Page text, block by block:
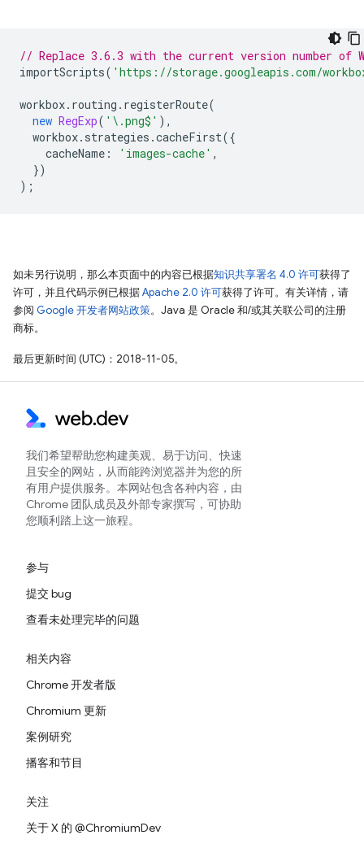
// Replace 3.6.3 with the current version number of
importScripts( 'https://storage.googleapis.com/
workbox. routing . registerRoute(
new RegExp( '\.png$' ),
workbox. strategies .cacheFirst({
cacheName : 'images-cache' ,
})
);
如未另行说明，那么本页面中的内容已根据知识共享署名 4.0 许可获得了
许可，并且代码示例已根据Apache 2.0 许可获得了许可。有关详情，请
参阅 Google 开发者网站政策。Java 是 Oracle 和/或其关联公司的注册
商标。
最后更新时间 (UTC)：2018-11-05。
我们希望帮助您构建美观、易于访问、快速
且安全的网站，从而能跨浏览器并为您的所
有用户提供服务。本网站包含各种内容，由
Chrome 团队成员及外部专家撰写，可协助
您顺利踏上这一旅程。
参与
提交 bug
查看未处理完毕的问题
相关内容
Chrome 开发者版
Chromium 更新
案例研究
播客和节目
关注
关于 X 的 @ChromiumDev